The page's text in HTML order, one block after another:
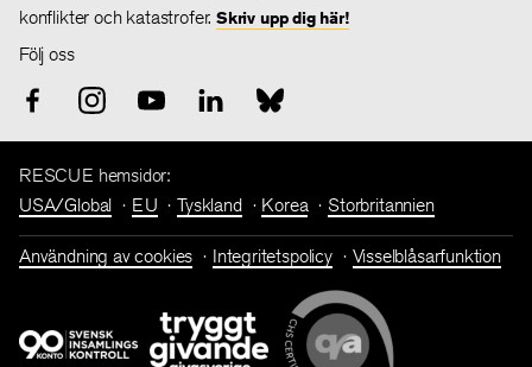
konflikter och katastrofer. Skriv upp dig här!
Följ oss
RESCUE hemsidor:
USA/Global
EU Tyskland Korea Storbritannien
Användning av cookies Integritetspolicy Visselblåsarfunktion